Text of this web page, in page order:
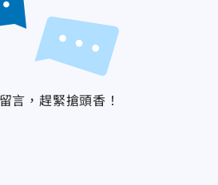
言，趕緊搶頭香！